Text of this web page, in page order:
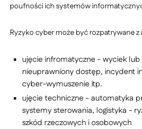
poufności ich systemów
Ryzyko cyber może być rozpatrywane
ujęcie infromatyczne - wyciek
nieuprawniony dostęp, incydent
cyber-wymuszenie itp.
ujęcie techniczne - automatyka
systemy sterowania, logistyka -
szkód rzeczowych i osobowych